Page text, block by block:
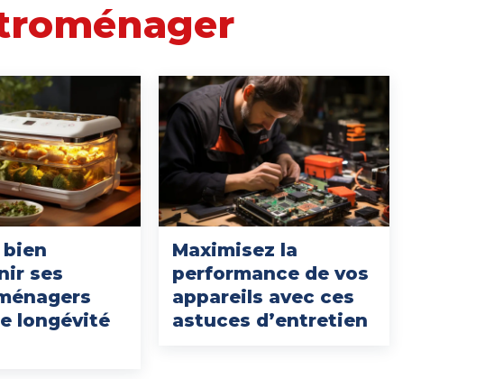
bien
ses
longévité
Maximisez la
performance de vos
appareils avec ces
astuces d’entretien